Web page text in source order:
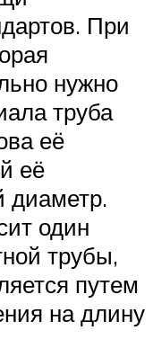
При
нужно
труба
её
её
диаметр.
один
трубы,
путем
на длину